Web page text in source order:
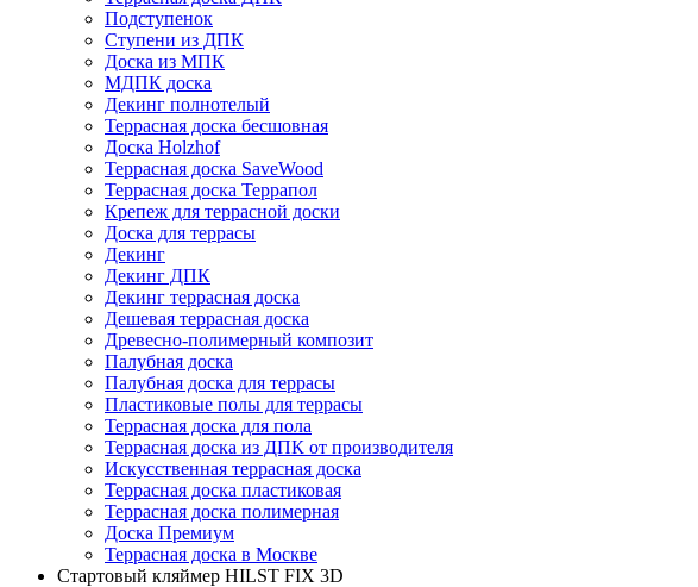
Подступенок
Ступени из ДПК
Доска из МПК
МДПК доска
Декинг полнотелый
Террасная доска бесшовная
Доска Holzhof
Террасная доска SaveWood
Террасная доска Террапол
Крепеж для террасной доски
Доска для террасы
Декинг
Декинг ДПК
Декинг террасная доска
Дешевая террасная доска
Древесно-полимерный композит
Палубная доска
Палубная доска для террасы
Пластиковые полы для террасы
Террасная доска для пола
Террасная доска из ДПК от производителя
Искусственная террасная доска
Террасная доска пластиковая
Террасная доска полимерная
Доска Премиум
Террасная доска в Москве
Стартовый кляймер HILST FIX 3D